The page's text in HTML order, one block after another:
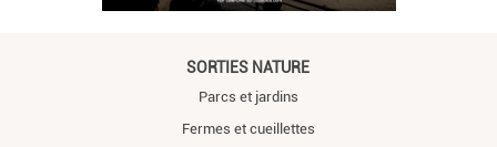
SORTIES NATURE
Parcs et jardins
Fermes et cueillettes